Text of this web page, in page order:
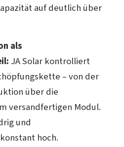
auf deutlich über
als
JA Solar kontrolliert
– von der
über die
versandfertigen Modul.
und
hoch.